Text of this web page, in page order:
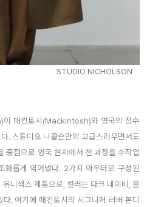
STUDIO NICHOLSON
매킨토시(Mackintosh)와 영국의 정수
. 스튜디오 니콜슨만의 고급스러우면서도
중점으로 영국 현지에서 전 과정을 수작업
화롭게 엮어냈다. 2가지 아우터로 구성된
니섹스 제품으로, 컬러는 다크 네이비, 블
. 여기에 매킨토시의 시그니처 러버 본디